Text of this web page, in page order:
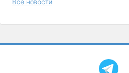
Все новости